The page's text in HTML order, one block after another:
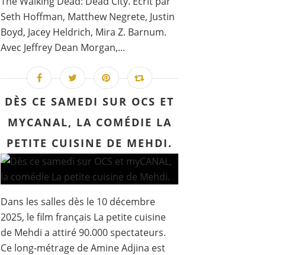
Seth Hoffman, Matthew Negrete, Justin
Boyd, Jacey Heldrich, Mira Z. Barnum.
Avec Jeffrey Dean Morgan,...
DÈS CE SAMEDI SUR OCS ET
MYCANAL, LA COMÉDIE LA
PETITE CUISINE DE MEHDI.
Dans les salles dès le 10 décembre
2025, le film français La petite cuisine
de Mehdi a attiré 90.000 spectateurs.
Ce long-métrage de Amine Adjina est